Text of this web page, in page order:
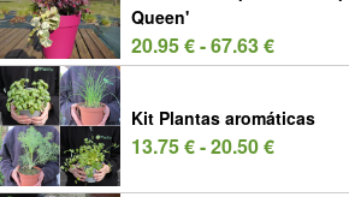
Queen'
20.95 € - 67.63 €
Kit Plantas aromáticas
13.75 € - 20.50 €